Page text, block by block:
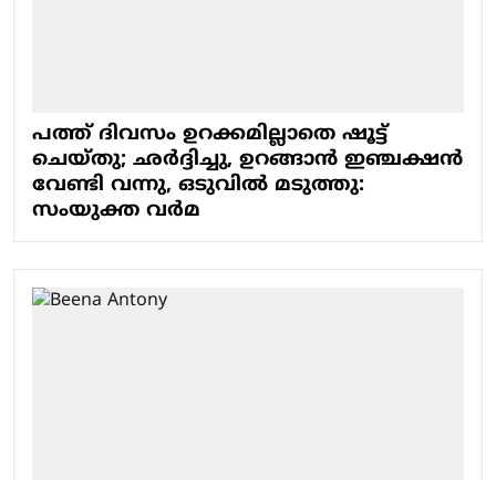
പത്ത് ദിവസം ഉറക്കമില്ലാതെ ഷൂട്ട്
ചെയ്തു; ഛര്‍ദ്ദിച്ചു, ഉറങ്ങാന്‍ ഇഞ്ചക്ഷന്‍
വേണ്ടി വന്നു, ഒടുവില്‍ മടുത്തു:
സംയുക്ത വര്‍മ